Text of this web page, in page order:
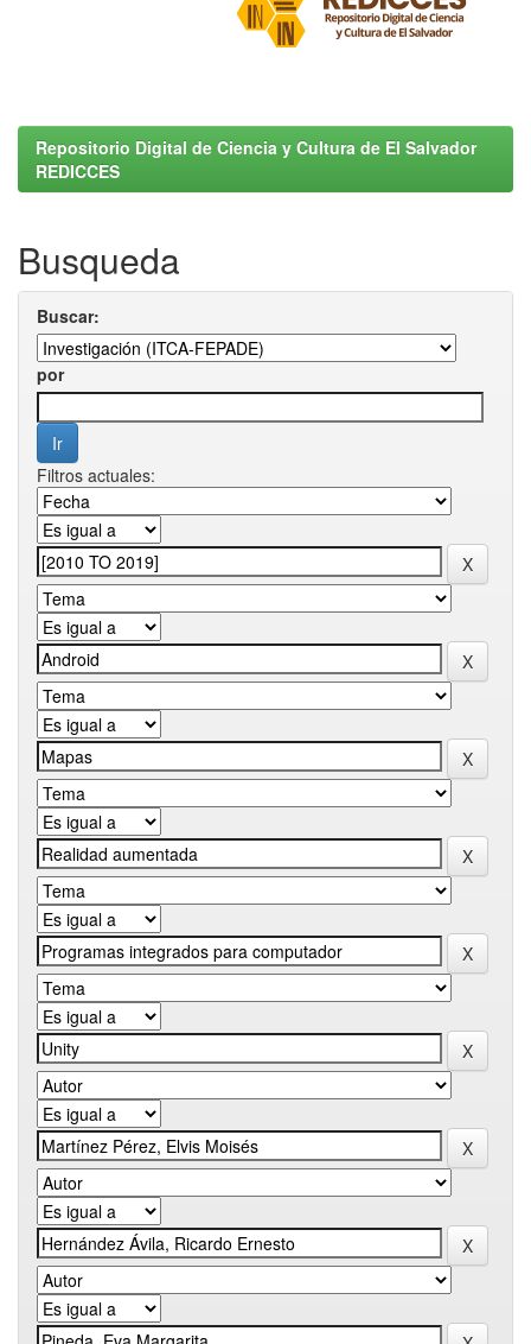
Repositorio Digital de Ciencia y Cultura de El Salvador
REDICCES
Busqueda
Buscar:
por
Filtros actuales: